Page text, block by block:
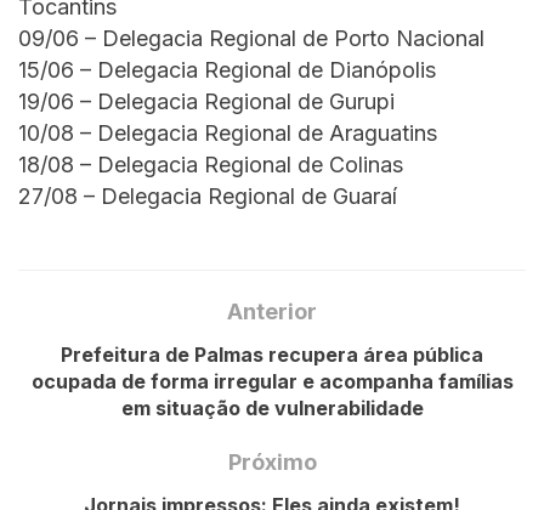
Tocantins
09/06 – Delegacia Regional de Porto Nacional
15/06 – Delegacia Regional de Dianópolis
19/06 – Delegacia Regional de Gurupi
10/08 – Delegacia Regional de Araguatins
18/08 – Delegacia Regional de Colinas
27/08 – Delegacia Regional de Guaraí
Anterior
Prefeitura de Palmas recupera área pública
ocupada de forma irregular e acompanha famílias
em situação de vulnerabilidade
Próximo